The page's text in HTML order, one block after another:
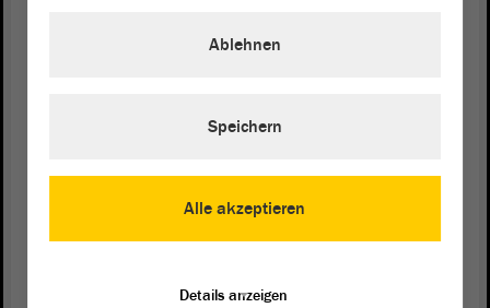
Frau von Angern, der kurze Zeitraum war ein gutes
Eva von Angern (Die Linke):
Sie haben gar nicht angekündigt, dass ich aufhören
Alle akzeptieren
Ablehnen
Speichern
Details anzeigen